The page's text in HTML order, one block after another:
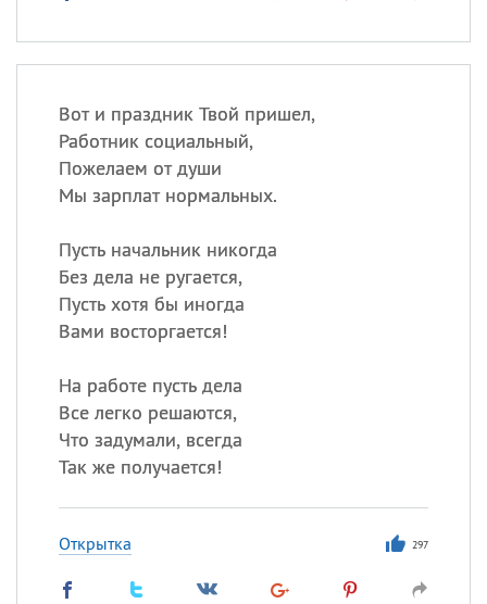
Вот и праздник Твой пришел,
Работник социальный,
Пожелаем от души
Мы зарплат нормальных.
Пусть начальник никогда
Без дела не ругается,
Пусть хотя бы иногда
Вами восторгается!
На работе пусть дела
Все легко решаются,
Что задумали, всегда
Так же получается!
Открытка 297